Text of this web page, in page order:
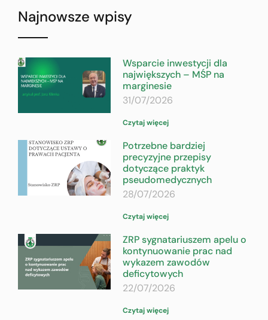
Najnowsze wpisy
Wsparcie inwestycji dla
największych – MŚP na
marginesie
31/07/2026
Czytaj więcej
Potrzebne bardziej
precyzyjne przepisy
dotyczące praktyk
pseudomedycznych
28/07/2026
Czytaj więcej
ZRP sygnatariuszem apelu o
kontynuowanie prac nad
wykazem zawodów
deficytowych
22/07/2026
Czytaj więcej